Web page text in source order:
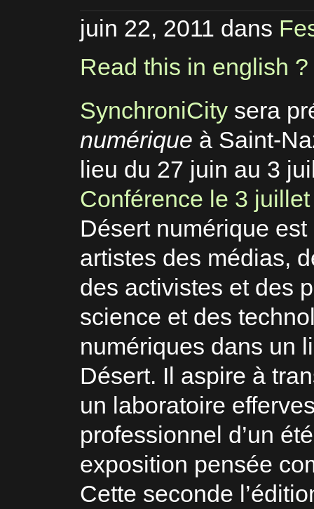
juin 22, 2011 dans
Read this in english ?
SynchroniCity sera
numérique à Saint-
lieu du 27 juin au 3
Conférence le 3
Désert numérique
artistes des médias,
des activistes et des
science et des
numériques dans un
Désert. Il aspire à
un laboratoire
professionnel d’un
exposition pensée
Cette seconde